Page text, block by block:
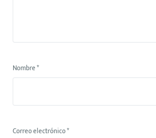
Nombre*
Correo electrónico*